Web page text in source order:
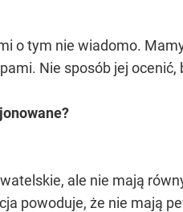
o tym nie wiadomo.
Nie sposób jej
ale nie mają
powoduje, że nie mają